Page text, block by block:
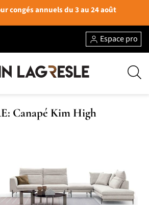
congés annuels du 3 au 24 août
Espace pro
Canapé Kim High